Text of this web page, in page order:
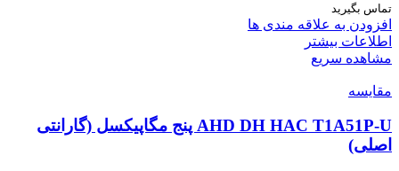
تماس بگیرید
افزودن به علاقه مندی ها
اطلاعات بیشتر
مشاهده سریع
مقایسه
AHD DH HAC T1A51P-U پنج مگاپیکسل (گارانتی
اصلی)